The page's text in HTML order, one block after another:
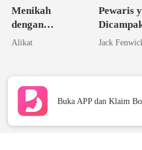
Menikah
dengan
Miliarder
Alikat
Pewaris
Menikahi
Jack
Buka APP dan Klaim